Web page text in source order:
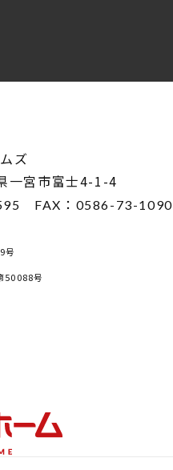
ズ
一宮市富士4-1-4
FAX： 0586-73-1090
号
50088号